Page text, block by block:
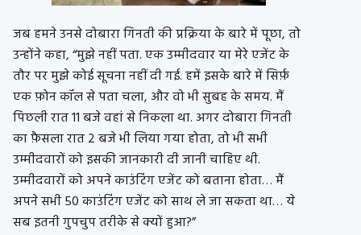
जब हमने उनसे दोबारा गिनती की प्रक्रिया के बारे में पूछा, तो
उन्होंने कहा, “मुझे नहीं पता. एक उम्मीदवार या मेरे एजेंट के
तौर पर मुझे कोई सूचना नहीं दी गई. हमें इसके बारे में सिर्फ़
एक फ़ोन कॉल से पता चला, और वो भी सुबह के समय. मैं
पिछली रात 11 बजे वहां से निकला था. अगर दोबारा गिनती
का फ़ैसला रात 2 बजे भी लिया गया होता, तो भी सभी
उम्मीदवारों को इसकी जानकारी दी जानी चाहिए थी.
उम्मीदवारों को अपने काउंटिंग एजेंट को बताना होता… मैं
अपने सभी 50 काउंटिंग एजेंट को साथ ले जा सकता था… ये
सब इतनी गुपचुप तरीके से क्यों हुआ?”